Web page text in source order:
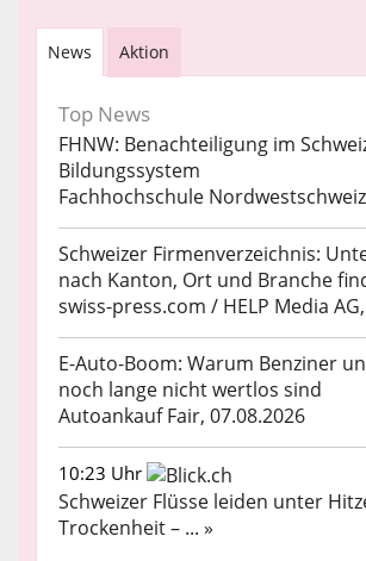
News Aktion
Top News
FHNW: Benachteiligung im
Bildungssystem
Fachhochschule
Schweizer Firmenverzeichnis:
nach Kanton, Ort und Branche
swiss-press.com / HELP Media
E-Auto-Boom: Warum Benziner
noch lange nicht wertlos sind
Autoankauf Fair, 07.08.2026
10:23 Uhr
Schweizer Flüsse leiden unter
Trockenheit – ... »